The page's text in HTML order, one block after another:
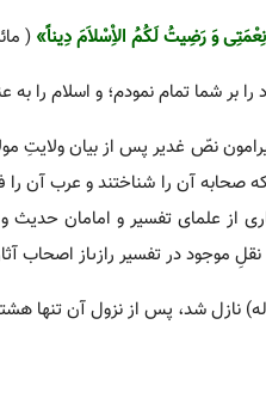
وَ رَضِیتُ لَکُمُ الاِْسْلاَمَ دِیناً» (
بر شما تمام نمودم؛ و اسلام را به
نصّ غدیر پس از بیان ولایتِ
صحابه آن را شناختند و عرب آن
از علماى تفسیر و امامان
موجود در تفسیر رازىاز اصحاب
نازل شد، پس از نزول آن تنها